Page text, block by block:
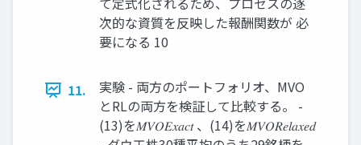
次的な資質を反映した報酬関数が 必
要になる 10
11.
実験 - 両方のポートフォリオ、MVO
とRLの両方を検証して比較する。 -
(13)を𝑀𝑉𝑂𝐸𝑥𝑎𝑐𝑡 、(14)を𝑀𝑉𝑂𝑅𝑒𝑙𝑎𝑥𝑒𝑑